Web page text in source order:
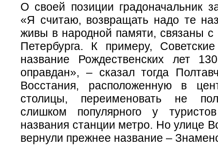
О своей позиции градоначальник
«Я считаю, возвращать надо те
живы в народной памяти, связаны с
Петербурга. К примеру,
название Рождественских лет
оправдан», – сказал тогда
Восстания, расположенную в
столицы, переименовать не
слишком популярного у
названия станции метро. Но улице
вернули прежнее название –